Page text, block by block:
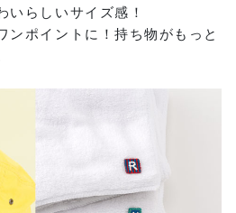
いらしいサイズ感！
ンポイントに！持ち物がもっと